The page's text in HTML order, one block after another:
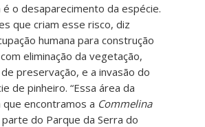
o desaparecimento da espécie.
que criam esse risco, diz
humana para construção
eliminação da vegetação,
preservação, e a invasão do
de pinheiro. “Essa área da
que encontramos a Commelina
do Parque da Serra do